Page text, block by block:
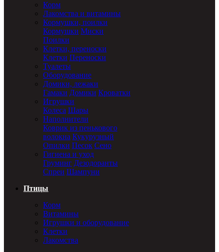
Корм
Лакомства и витамины
Кормушки, поилки
Кормушки Миски
Поилки
Клетки, переноски
Клетки Переноски
Туалеты
Оборудование
Домики, лежаки
Гамаки Домики Кроватки
Игрушки
Колеса Шары
Наполнители
Коврик из пенькового
волокна Кукурузный
Опилки Песок Сено
Гигиена и уход
Груминг Дезодоранты
Спреи Шампуни
Птицы
Корм
Витамины
Игрушки и оборудование
Клетки
Лакомства